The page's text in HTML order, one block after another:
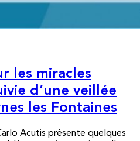
les miracles
d’une veillée
les Fontaines
Acutis présente quelques